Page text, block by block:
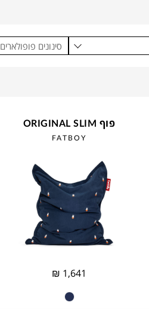
סינונים פופולארים
פוף ORIGINAL SLIM
FATBOY
₪ 1,641